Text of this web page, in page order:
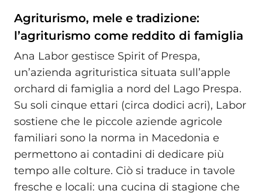
Agriturismo, mele e tradizione:
l’agriturismo come reddito di famiglia
Ana Labor gestisce Spirit of Prespa,
un’azienda agrituristica situata sull’apple
orchard di famiglia a nord del Lago Prespa.
Su soli cinque ettari (circa dodici acri), Labor
sostiene che le piccole aziende agricole
familiari sono la norma in Macedonia e
permettono ai contadini di dedicare più
tempo alle colture. Ciò si traduce in tavole
fresche e locali: una cucina di stagione che